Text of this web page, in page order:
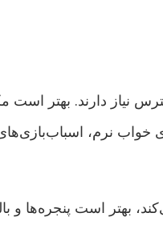
نیاز دارند. بهتر
خواب نرم،
بهتر است پنجره‌ها